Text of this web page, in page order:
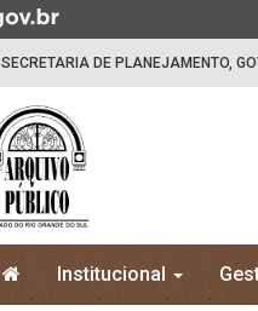
SECRETARIA DE PLANEJAMENTO,
Institucional